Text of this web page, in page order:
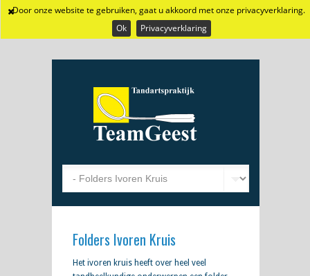
Door onze website te gebruiken, gaat u akkoord met onze privacyverklaring.
Ok
Privacyverklaring
Folders Ivoren Kruis
Het ivoren kruis heeft over heel veel